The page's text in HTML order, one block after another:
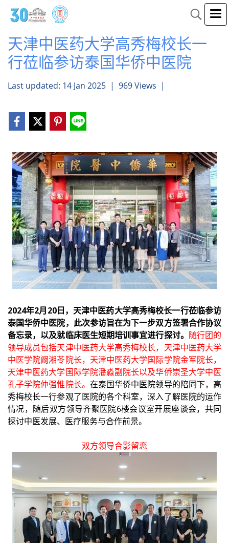
天津中医药大学高秀梅校长一
行莅临参访泰国华侨中医院
Last updated: 14 Jan 2025 | 969 Views |
2024年2月20日，天津中医药大学高秀梅校长一行莅临参访
泰国华侨中医院，此次参访旨在为下一步双方签署合作协议
备忘录，以及就临床医生短期培训事宜进行探讨。 随行团的
领导成员包括天津中医药大学高秀梅校长，天津中医药大学
中医学院阚湘苓院长，天津中医药大学国际学院金军院长，
天津中医药大学国际学院潘淼副院长以及华侨崇圣大学中医
孔子学院仲强惟院长。 在泰国华侨中医院领导的陪同下，高
秀梅校长一行参观了医院的各个科室，深入了解医院的运作
情况，随后双方领导齐聚医院6楼会议室开展座谈会，共同
探讨中医发展、医疗服务与合作前景。
双方领导合影留恋